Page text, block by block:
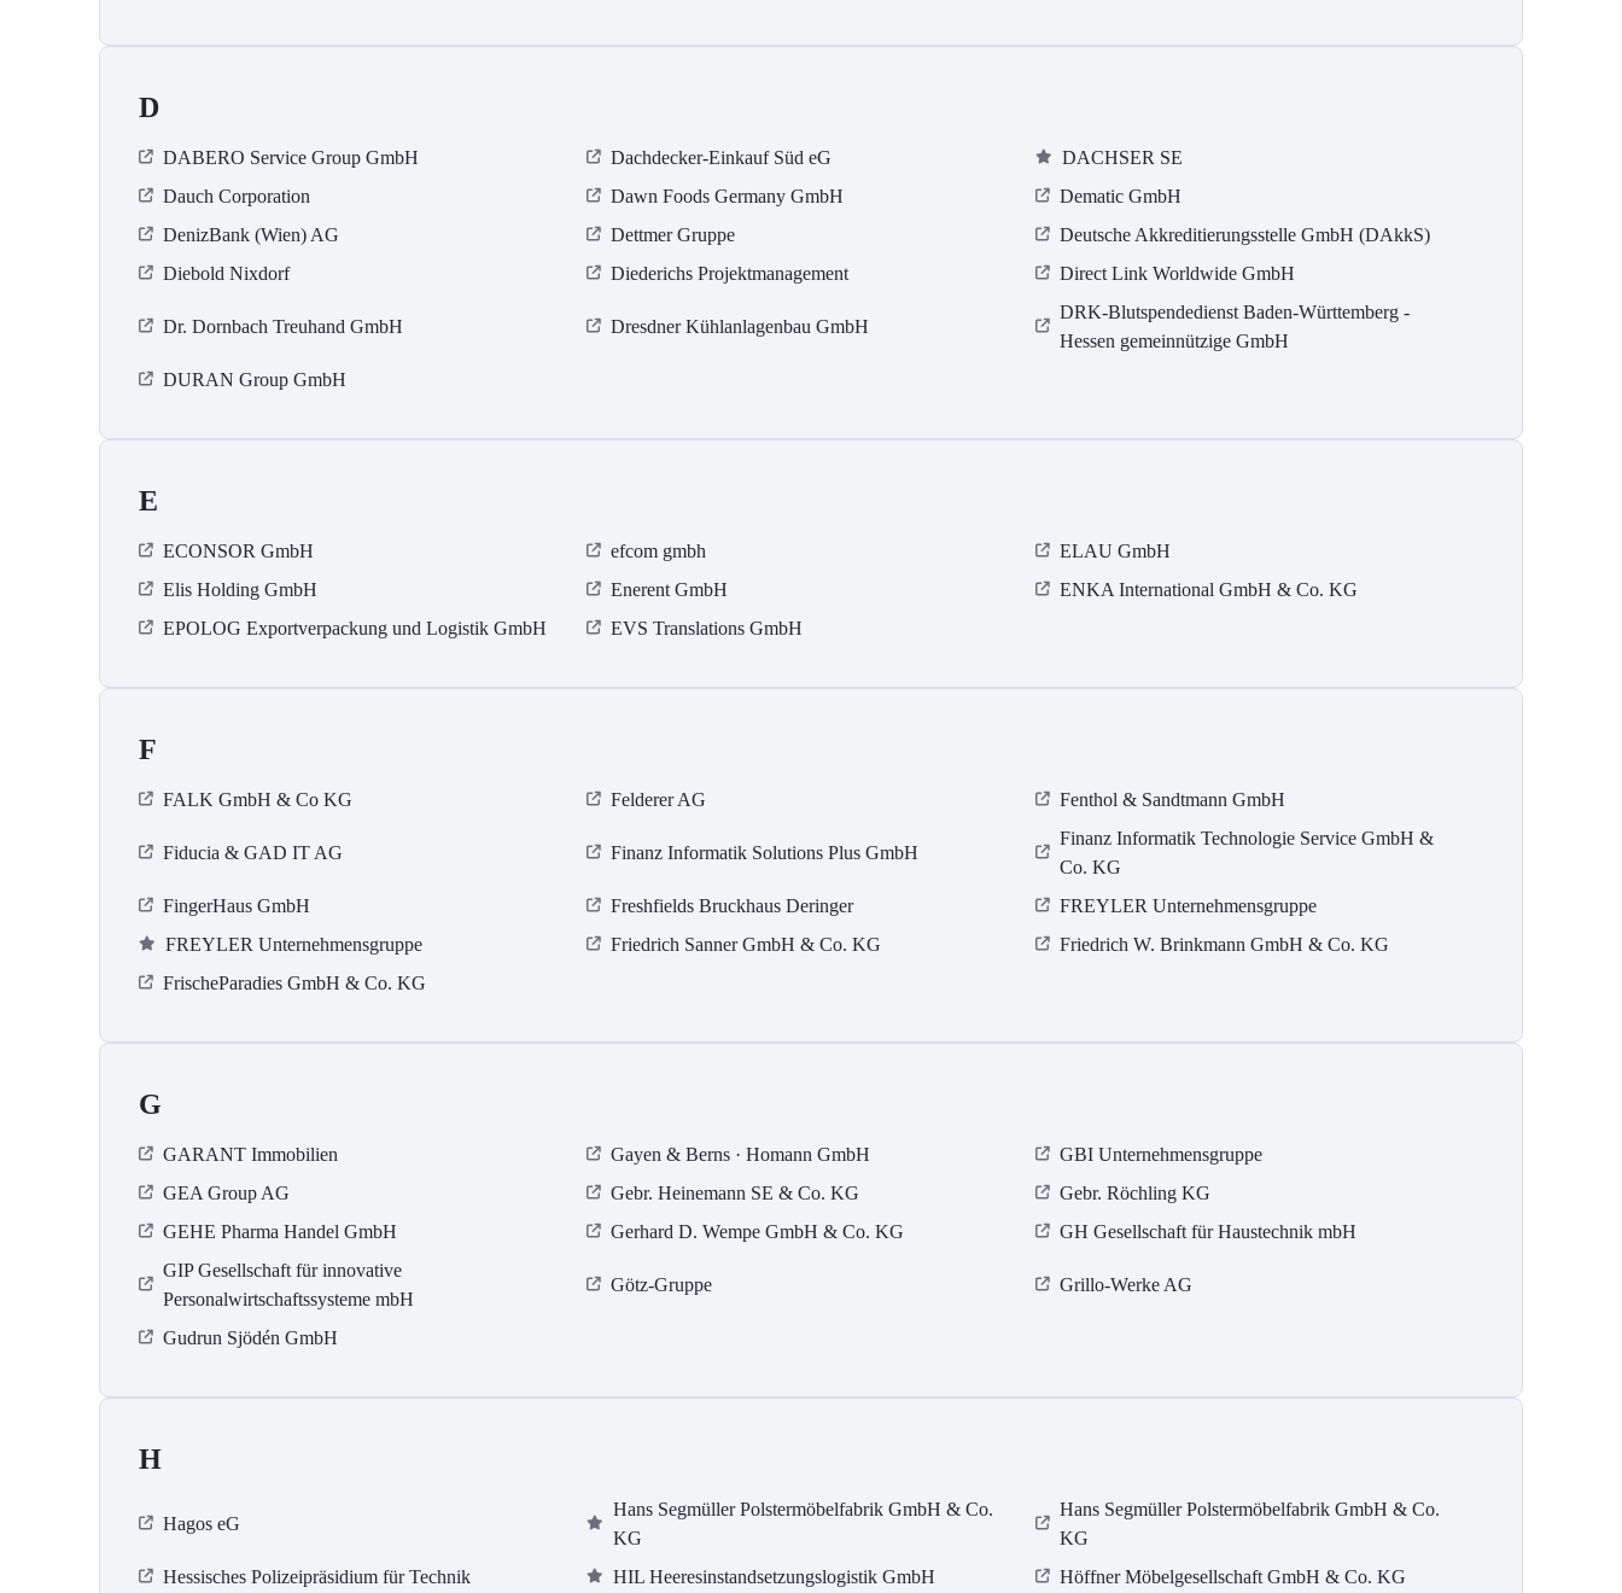
D
DABERO Service Group GmbH Dachdecker-Einkauf Süd eG
DACHSER SE
Dauch Corporation
Dawn Foods Germany GmbH
Dematic GmbH
DenizBank (Wien) AG
Dettmer Gruppe
Deutsche Akkreditierungsstelle GmbH (DAkkS)
Diebold Nixdorf
Diederichs Projektmanagement Direct Link Worldwide GmbH
Dr. Dornbach Treuhand GmbH Dresdner Kühlanlagenbau GmbH
DRK-Blutspendedienst Baden-Württemberg -
Hessen gemeinnützige GmbH
DURAN Group GmbH
E
ECONSOR GmbH efcom gmbh
ELAU GmbH
Elis Holding GmbH
Enerent GmbH
ENKA International GmbH & Co. KG
EPOLOG Exportverpackung und Logistik GmbH
EVS Translations GmbH
F
FALK GmbH & Co KG Felderer AG Fenthol & Sandtmann GmbH
Fiducia & GAD IT AG Finanz Informatik Solutions Plus GmbH
Finanz Informatik Technologie Service GmbH &
Co. KG
FingerHaus GmbH
Freshfields Bruckhaus Deringer
FREYLER Unternehmensgruppe
FREYLER Unternehmensgruppe
Friedrich Sanner GmbH & Co. KG
Friedrich W. Brinkmann GmbH & Co. KG
FrischeParadies GmbH & Co. KG
G
GARANT Immobilien Gayen & Berns · Homann GmbH
GBI Unternehmensgruppe
GEA Group AG
Gebr. Heinemann SE & Co. KG
Gebr. Röchling KG
GEHE Pharma Handel GmbH
Gerhard D. Wempe GmbH & Co. KG
GH Gesellschaft für Haustechnik mbH
GIP Gesellschaft für innovative
Personalwirtschaftssysteme mbH
Götz-Gruppe Grillo-Werke AG
Gudrun Sjödén GmbH
H
Hagos eG
Hans Segmüller Polstermöbelfabrik GmbH & Co.
KG
Hans Segmüller Polstermöbelfabrik GmbH & Co.
KG
Hessisches Polizeipräsidium für Technik
HIL Heeresinstandsetzungslogistik GmbH Höffner Möbelgesellschaft GmbH & Co. KG